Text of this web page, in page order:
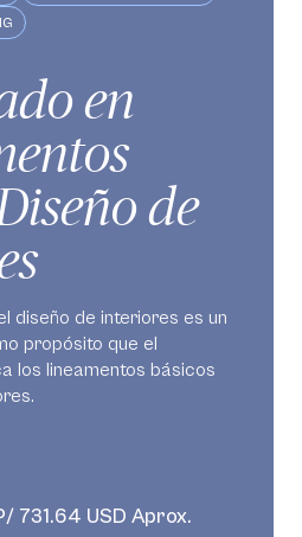
en
de
diseño de interiores es un
propósito que el
los lineamentos básicos
731.64 USD Aprox.